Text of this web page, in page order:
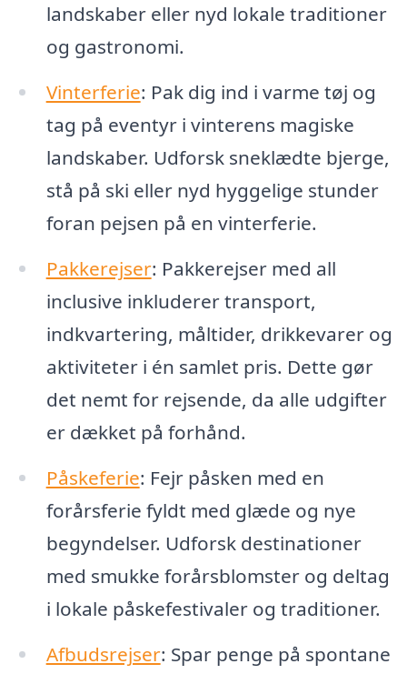
landskaber eller nyd lokale traditioner
og gastronomi.
Vinterferie: Pak dig ind i varme tøj og
tag på eventyr i vinterens magiske
landskaber. Udforsk sneklædte bjerge,
stå på ski eller nyd hyggelige stunder
foran pejsen på en vinterferie.
Pakkerejser: Pakkerejser med all
inclusive inkluderer transport,
indkvartering, måltider, drikkevarer og
aktiviteter i én samlet pris. Dette gør
det nemt for rejsende, da alle udgifter
er dækket på forhånd.
Påskeferie: Fejr påsken med en
forårsferie fyldt med glæde og nye
begyndelser. Udforsk destinationer
med smukke forårsblomster og deltag
i lokale påskefestivaler og traditioner.
Afbudsrejser: Spar penge på spontane